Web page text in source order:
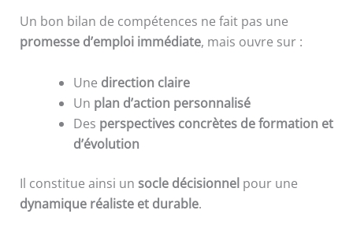
Un bon bilan de compétences ne fait pas une
promesse d’emploi immédiate, mais ouvre sur :
Une direction claire
Un plan d’action personnalisé
Des perspectives concrètes de formation et
d’évolution
Il constitue ainsi un socle décisionnel pour une
dynamique réaliste et durable.